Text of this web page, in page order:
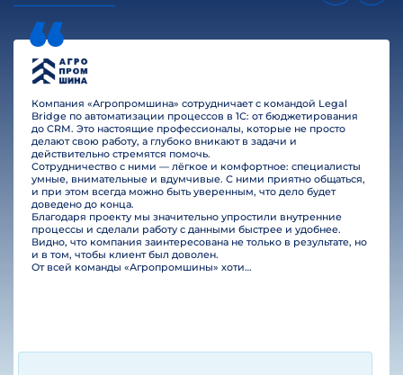
Компания «Агропромшина» сотрудничает с командой Legal
Bridge по автоматизации процессов в 1С: от бюджетирования
до CRM. Это настоящие профессионалы, которые не просто
делают свою работу, а глубоко вникают в задачи и
действительно стремятся помочь.
Сотрудничество с ними — лёгкое и комфортное: специалисты
умные, внимательные и вдумчивые. С ними приятно общаться,
и при этом всегда можно быть уверенным, что дело будет
доведено до конца.
Благодаря проекту мы значительно упростили внутренние
процессы и сделали работу с данными быстрее и удобнее.
Видно, что компания заинтересована не только в результате, но
и в том, чтобы клиент был доволен.
От всей команды «Агропромшины» хотим поблагодарить специалистов Legal Bridge за отличную работу и человеческое отношение.…